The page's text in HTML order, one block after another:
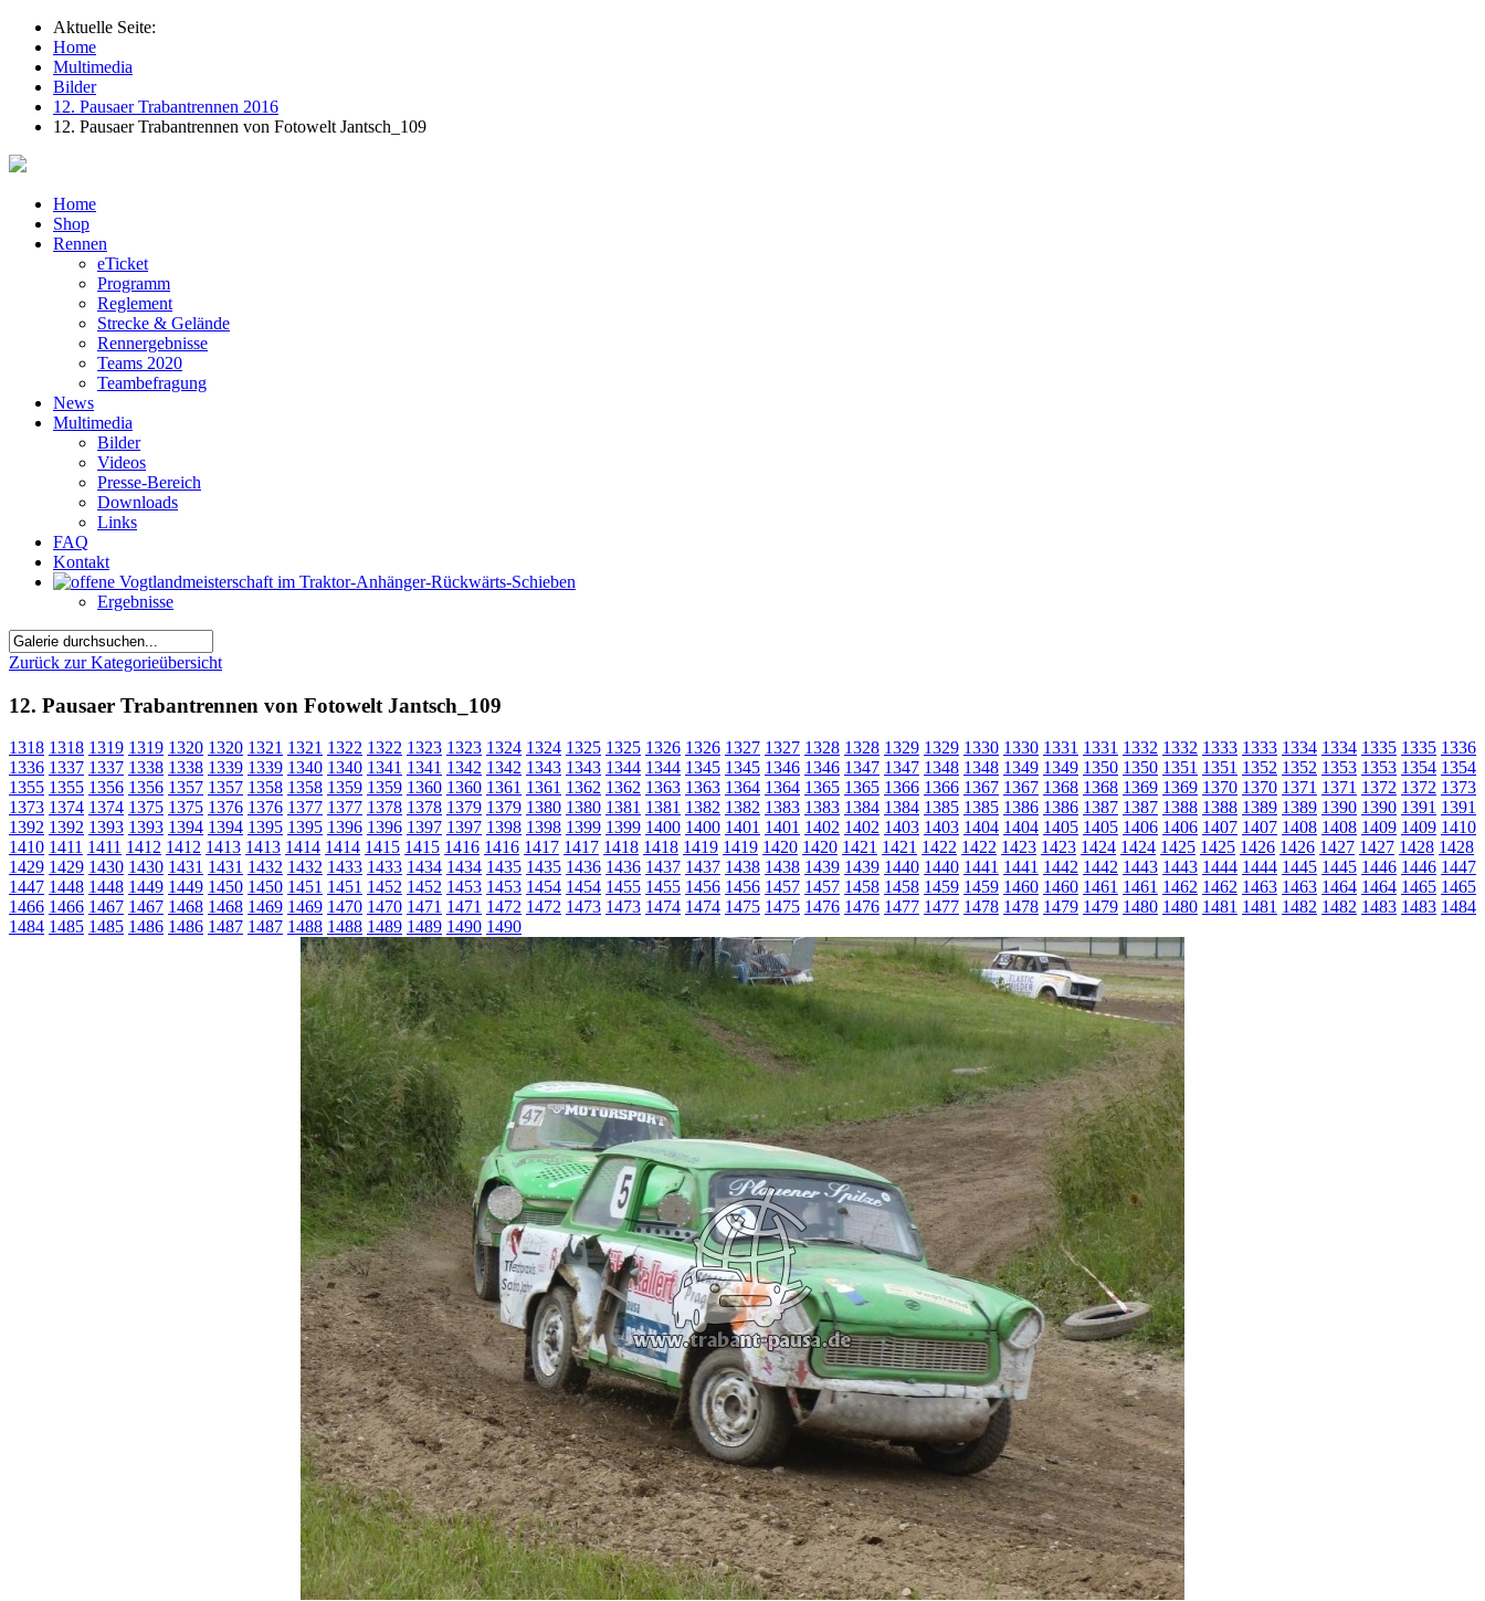
Aktuelle Seite:
Home
Multimedia
Bilder
12. Pausaer Trabantrennen 2016
12. Pausaer Trabantrennen von Fotowelt Jantsch_109
Home
Shop
Rennen
eTicket
Programm
Reglement
Strecke & Gelände
Rennergebnisse
Teams 2020
Teambefragung
News
Multimedia
Bilder
Videos
Presse-Bereich
Downloads
Links
FAQ
Kontakt
Ergebnisse
Zurück zur Kategorieübersicht
12. Pausaer Trabantrennen von Fotowelt Jantsch_109
1318 1318 1319 1319 1320 1320 1321 1321 1322 1322 1323 1323 1324 1324 1325 1325 1326 1326 1327 1327 1328 1328 1329 1329 1330 1330 1331 1331 1332 1332 1333 1333 1334 1334 1335 1335 1336
1336 1337 1337 1338 1338 1339 1339 1340 1340 1341 1341 1342 1342 1343 1343 1344 1344 1345 1345 1346 1346 1347 1347 1348 1348 1349 1349 1350 1350 1351 1351 1352 1352 1353 1353 1354 1354
1355 1355 1356 1356 1357 1357 1358 1358 1359 1359 1360 1360 1361 1361 1362 1362 1363 1363 1364 1364 1365 1365 1366 1366 1367 1367 1368 1368 1369 1369 1370 1370 1371 1371 1372 1372 1373
1373 1374 1374 1375 1375 1376 1376 1377 1377 1378 1378 1379 1379 1380 1380 1381 1381 1382 1382 1383 1383 1384 1384 1385 1385 1386 1386 1387 1387 1388 1388 1389 1389 1390 1390 1391 1391
1392 1392 1393 1393 1394 1394 1395 1395 1396 1396 1397 1397 1398 1398 1399 1399 1400 1400 1401 1401 1402 1402 1403 1403 1404 1404 1405 1405 1406 1406 1407 1407 1408 1408 1409 1409 1410
1410 1411 1411 1412 1412 1413 1413 1414 1414 1415 1415 1416 1416 1417 1417 1418 1418 1419 1419 1420 1420 1421 1421 1422 1422 1423 1423 1424 1424 1425 1425 1426 1426 1427 1427 1428 1428
1429 1429 1430 1430 1431 1431 1432 1432 1433 1433 1434 1434 1435 1435 1436 1436 1437 1437 1438 1438 1439 1439 1440 1440 1441 1441 1442 1442 1443 1443 1444 1444 1445 1445 1446 1446 1447
1447 1448 1448 1449 1449 1450 1450 1451 1451 1452 1452 1453 1453 1454 1454 1455 1455 1456 1456 1457 1457 1458 1458 1459 1459 1460 1460 1461 1461 1462 1462 1463 1463 1464 1464 1465 1465
1466 1466 1467 1467 1468 1468 1469 1469 1470 1470 1471 1471 1472 1472 1473 1473 1474 1474 1475 1475 1476 1476 1477 1477 1478 1478 1479 1479 1480 1480 1481 1481 1482 1482 1483 1483 1484
1484 1485 1485 1486 1486 1487 1487 1488 1488 1489 1489 1490 1490